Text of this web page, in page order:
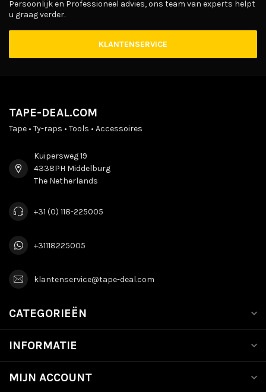
Persoonlijk en Professioneel advies, ons team van experts helpt
u graag verder.
KLANTENSERVICE
TAPE-DEAL.COM
Tape • Ty-raps • Tools • Accessoires
Kuipersweg 19
4338PH Middelburg
The Netherlands
+31 (0) 118-225005
+31118225005
klantenservice@tape-deal.com
CATEGORIEËN
INFORMATIE
MIJN ACCOUNT